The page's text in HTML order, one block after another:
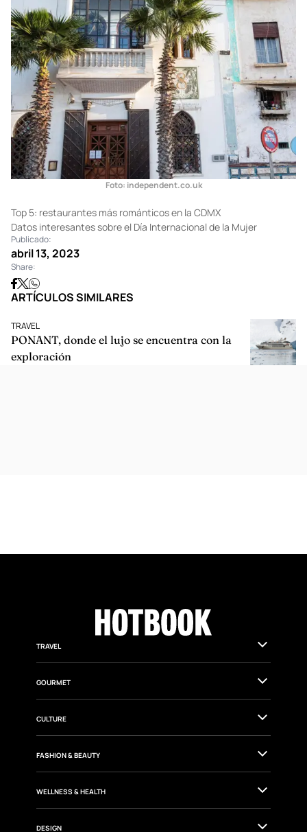
suerte.
Top 5: restaurantes más románticos en la CDMX
Datos interesantes sobre el Día Internacional de la Mujer
Publicado:
abril 13, 2023
Share:
TRAVEL
GOURMET
CULTURE
FASHION & BEAUTY